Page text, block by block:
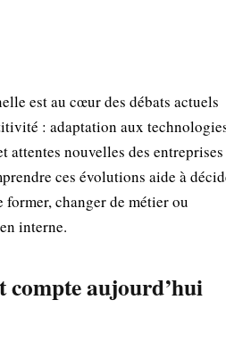
est au cœur des débats actuels
: adaptation aux
attentes nouvelles des entreprises
ces évolutions aide à
changer de métier ou
interne.
compte aujourd’hui